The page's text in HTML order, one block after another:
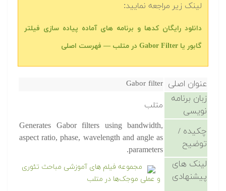
لینک زیر مراجعه نمایید:
‫‫دانلود رایگان کدها و برنامه های آماده پیاده سازی فیلتر
گابور یا Gabor Filter در متلب‬‬ — فهرست اصلی
عنوان اصلی Gabor filter
زبان برنامه
نویسی
متلب
چکیده /
توضیح
Generates Gabor filters using bandwidth,
aspect ratio, phase, wavelength and angle as
parameters.
لینک های
پیشنهادی
مجموعه فیلم های آموزشی مباحث تئوری
و عملی موجک‌ها در متلب